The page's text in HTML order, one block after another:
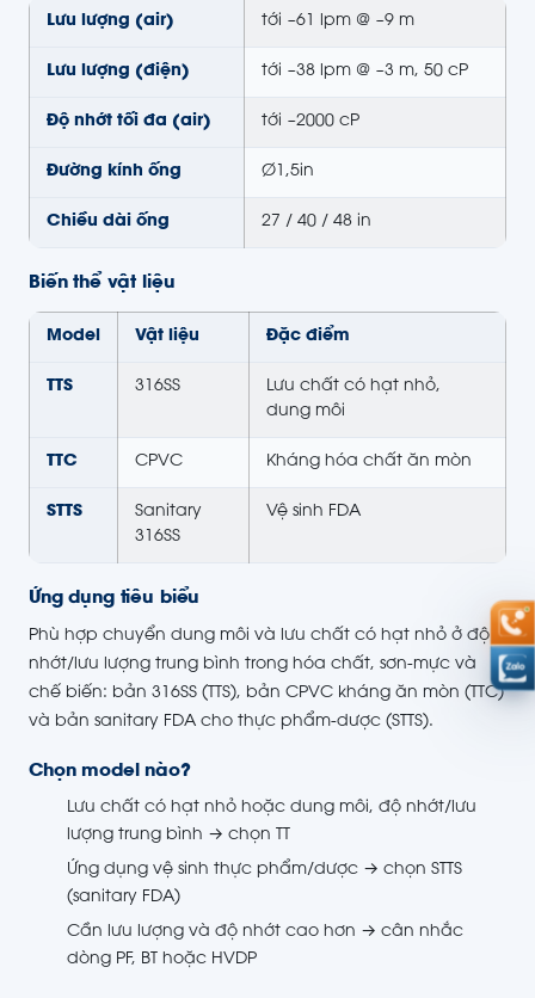
Lưu lượng (air) tới ~61 lpm @ ~9 m
Lưu lượng (điện) tới ~38 lpm @ ~3 m, 50 cP
Độ nhớt tối đa (air) tới ~2000 cP
Đường kính ống Ø1,5in
Chiều dài ống 27 / 40 / 48 in
Biến thể vật liệu
Model Vật liệu Đặc điểm
TTS 316SS
Lưu chất có hạt nhỏ,
dung môi
TTC CPVC Kháng hóa chất ăn mòn
STTS
Sanitary
316SS
Vệ sinh FDA
Ứng dụng tiêu biểu
Phù hợp chuyển dung môi và lưu chất có hạt nhỏ ở độ
nhớt/lưu lượng trung bình trong hóa chất, sơn-mực và
chế biến: bản 316SS (TTS), bản CPVC kháng ăn mòn (TTC)
và bản sanitary FDA cho thực phẩm-dược (STTS).
Chọn model nào?
Lưu chất có hạt nhỏ hoặc dung môi, độ nhớt/lưu
lượng trung bình → chọn TT
Ứng dụng vệ sinh thực phẩm/dược → chọn STTS
(sanitary FDA)
Cần lưu lượng và độ nhớt cao hơn → cân nhắc
dòng PF, BT hoặc HVDP